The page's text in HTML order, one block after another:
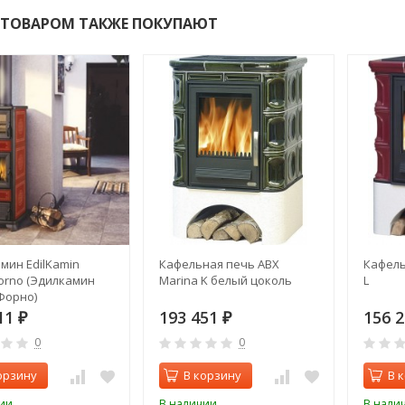
ТАКЖЕ ПОКУПАЮТ
EdilKamin
(Эдилкамин
₽
0
Кафельная печь ABX
Marina K белый цоколь
193 451 ₽
0
В корзину
L
156
В